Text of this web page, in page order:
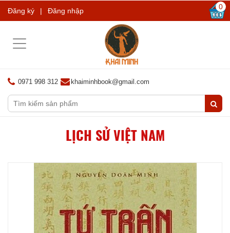
Đăng ký | Đăng nhập 0
Toggle
0971 998 312 khaiminhbook@gmail.com
LỊCH SỬ VIỆT NAM